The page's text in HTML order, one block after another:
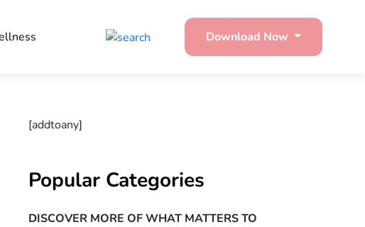
Download Now
[addtoany]
Popular Categories
DISCOVER MORE OF WHAT MATTERS TO